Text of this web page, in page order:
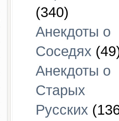
(340)
Анекдоты о
Соседях
Анекдоты о
Старых
Русских